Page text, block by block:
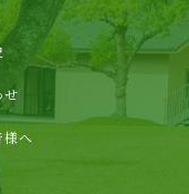
せ
様へ